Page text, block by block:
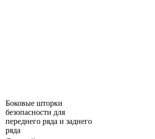
Боковые шторки
безопасности для
переднего ряда и заднего
ряда